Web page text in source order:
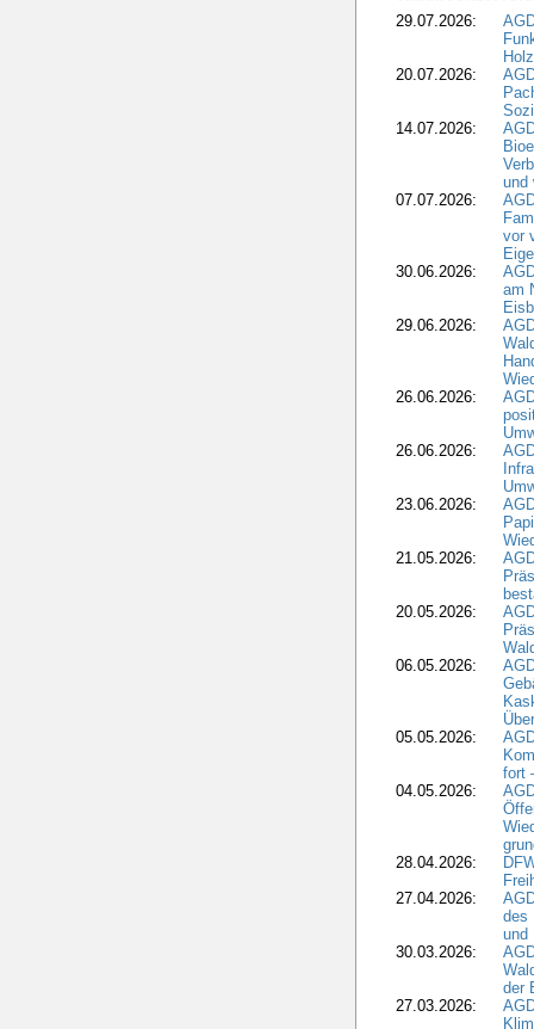
29.07.2026:
20.07.2026:
14.07.2026:
und
07.07.2026:
vor
30.06.2026:
am
29.06.2026:
26.06.2026:
26.06.2026:
23.06.2026:
21.05.2026:
20.05.2026:
06.05.2026:
05.05.2026:
fort
04.05.2026:
28.04.2026:
27.04.2026:
des
und
30.03.2026:
der
27.03.2026: